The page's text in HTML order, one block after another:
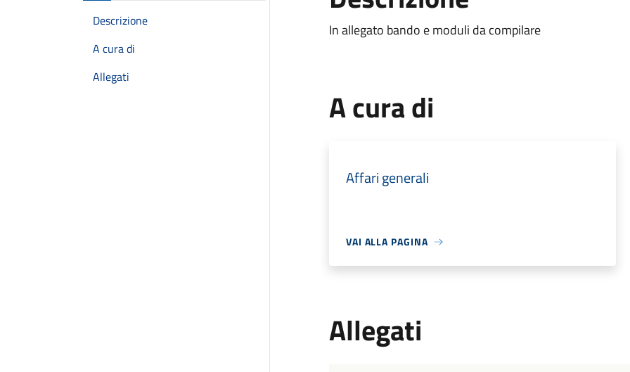
Descrizione
A cura di
Allegati
In allegato bando e moduli da compilare
A cura di
Affari generali
VAI ALLA PAGINA
Allegati